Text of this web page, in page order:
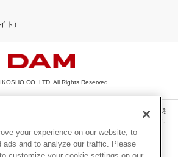
ト）
CO.,LTD. All Rights Reserved.
切の文章・画像・写真・動画・音声等を、手段や形態
囲を超えて無断で複製、転載、ファイル化などするこ
よりご利用いただけない場合があります。
your experience on our website, to
ads and to analyze our traffic. Please